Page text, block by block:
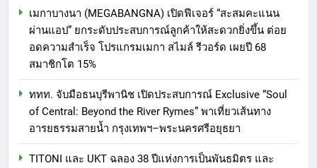
เมกาบางนา (MEGABANGNA) เปิดฟีเจอร์ “สะสมคะแนน
ผ่านแอป” ยกระดับประสบการณ์ลูกค้าให้สะดวกยิ่งขึ้น ต่อย
อดความสำเร็จ โปรแกรมเมกา สไมล์ รีวอร์ด เผยปี 68
สมาชิกโต 15%
ททท. จับมือธนบุรีพานิช เปิดประสบการณ์ Exclusive “Soul
of Central: Beyond the River Rymes” พาเที่ยวเส้นทาง
อารยธรรมสายน้ำ กรุงเทพฯ–พระนครศรีอยุธยา
TITONI และ UKT ฉลอง 38 ปีแห่งการเป็นพันธมิตร และ